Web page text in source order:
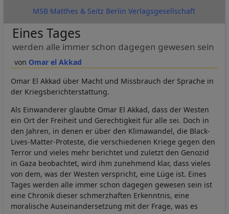
MSB Matthes & Seitz Berlin Verlagsgesellschaft
Omar el Akkad
Eines Tages
werden alle immer schon dagegen gewesen sein
Omar El Akkad über Macht und Missbrauch der Sprache in
der Kriegsberichterstattung.
Als Einwanderer glaubte Omar El Akkad, dass der Westen
ein Ort der Freiheit und Gerechtigkeit für alle sei. Doch in
den Jahren, in denen er über den Klimawandel, die Black-
Lives-Matter-Proteste, die verschiedenen Kriege gegen den
Terror und vieles mehr berichtet und zuletzt den Genozid
in Gaza beobachtet, wird ihm zunehmend klar, dass vieles
von dem, was der Westen verspricht, eine Lüge ist. Eines
Tages werden alle immer schon dagegen gewesen sein ist
eine Chronik dieser schmerzhaften Erkenntnis, eine
moralische Auseinandersetzung mit der Frage, was es